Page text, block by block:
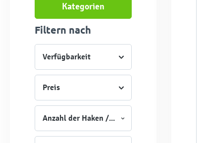
Kategorien
Filtern nach
Verfügbarkeit
Preis
Anzahl der Haken / Schrankfächer